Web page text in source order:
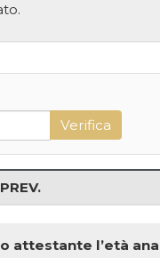
PREV.
attestante l’età